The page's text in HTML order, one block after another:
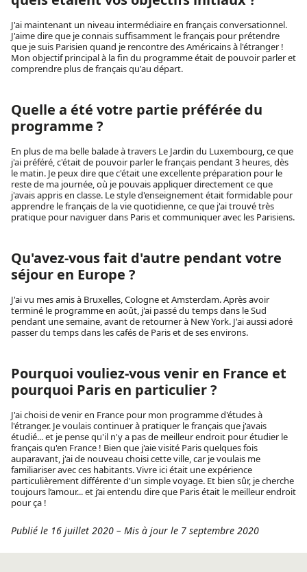
J'ai maintenant un niveau intermédiaire en français conversationnel.
J'aime dire que je connais suffisamment le français pour prétendre
que je suis Parisien quand je rencontre des Américains à l'étranger !
Mon objectif principal à la fin du programme était de pouvoir parler et
comprendre plus de français qu'au départ.
Quelle a été votre partie préférée du
programme ?
En plus de ma belle balade à travers Le Jardin du Luxembourg, ce que
j'ai préféré, c'était de pouvoir parler le français pendant 3 heures, dès
le matin. Je peux dire que c'était une excellente préparation pour le
reste de ma journée, où je pouvais appliquer directement ce que
j'avais appris en classe. Le style d'enseignement était formidable pour
apprendre le français de la vie quotidienne, ce que j'ai trouvé très
pratique pour naviguer dans Paris et communiquer avec les Parisiens.
Qu'avez-vous fait d'autre pendant votre
séjour en Europe ?
J'ai vu mes amis à Bruxelles, Cologne et Amsterdam. Après avoir
terminé le programme en août, j'ai passé du temps dans le Sud
pendant une semaine, avant de retourner à New York. J'ai aussi adoré
passer du temps dans les cafés de Paris et de ses environs.
Pourquoi vouliez-vous venir en France et
pourquoi Paris en particulier ?
J'ai choisi de venir en France pour mon programme d'études à
l'étranger. Je voulais continuer à pratiquer le français que j'avais
étudié... et je pense qu'il n'y a pas de meilleur endroit pour étudier le
français qu'en France ! Bien que j'aie visité Paris quelques fois
auparavant, j'ai de nouveau choisi cette ville, car je voulais me
familiariser avec ces habitants. Vivre ici était une expérience
particulièrement différente d'un simple voyage. Et bien sûr, je cherche
toujours l’amour... et j’ai entendu dire que Paris était le meilleur endroit
pour ça !
Publié le 16 juillet 2020 – Mis à jour le 7 septembre 2020